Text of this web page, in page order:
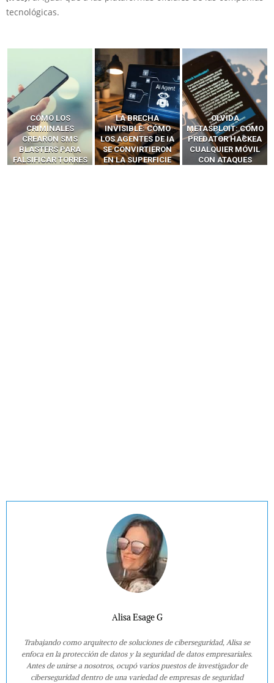
tecnológicas.
LA BRECHA
INVISIBLE: CÓMO
LOS AGENTES DE IA
SE CONVIRTIERON
EN LA SUPERFICIE
OLVIDA
METASPLOIT: CÓMO
PREDATOR HACKEA
CUALQUIER MÓVIL
CON ATAQUES
CÓMO LOS HACKERS
INTERCEPTAN OTPS
Y LLAMADAS
MÓVILES SIN
‘HACKEAR’ — EL
Alisa Esage G
Trabajando como arquitecto de soluciones de ciberseguridad, Alisa se
enfoca en la protección de datos y la seguridad de datos empresariales.
Antes de unirse a nosotros, ocupó varios puestos de investigador de
ciberseguridad dentro de una variedad de empresas de seguridad